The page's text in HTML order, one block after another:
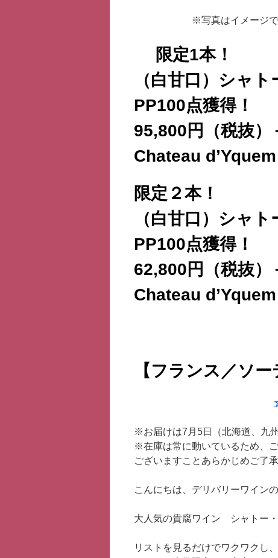
※写真はイメージ
限定1本！
（白甘口）シャ
PP100点獲得！
95,800円（税抜）
Chateau
限定２本！
（白甘口）シャ
PP100点獲得！
62,800円（税抜）
Chateau
【フランス／ソ
※お届けは7月5日（北海道、九
※在庫は常に動いているため、
ございますことあらかじめご了
こんにちは、デリバリーワインの
大人気の貴腐ワイン シャトー
リストを見るだけでワクワクし